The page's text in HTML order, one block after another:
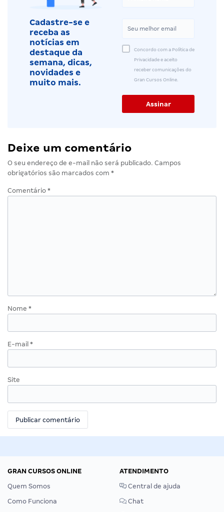
Cadastre-se e
receba as
notícias em
destaque da
semana, dicas,
novidades e
muito mais.
Concordo com a Política de
Privacidade e aceito
receber comunicações do
Gran Cursos Online.
Deixe um comentário
O seu endereço de e-mail não será publicado. Campos
obrigatórios são marcados com *
Comentário *
Nome *
E-mail *
Site
GRAN CURSOS ONLINE
Quem Somos
Como Funciona
ATENDIMENTO
Central de ajuda
Chat